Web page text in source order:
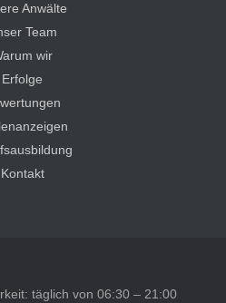
Anwälte
Team
wir
Erfolge
Kontakt
täglich von 06:30 – 21:00